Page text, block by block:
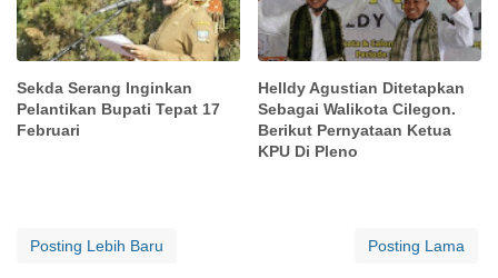
Sekda Serang Inginkan
Pelantikan Bupati Tepat 17
Februari
Helldy Agustian Ditetapkan
Sebagai Walikota Cilegon.
Berikut Pernyataan Ketua
KPU Di Pleno
Posting Lebih Baru Posting Lama